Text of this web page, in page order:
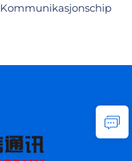
Kommunikasjonschip